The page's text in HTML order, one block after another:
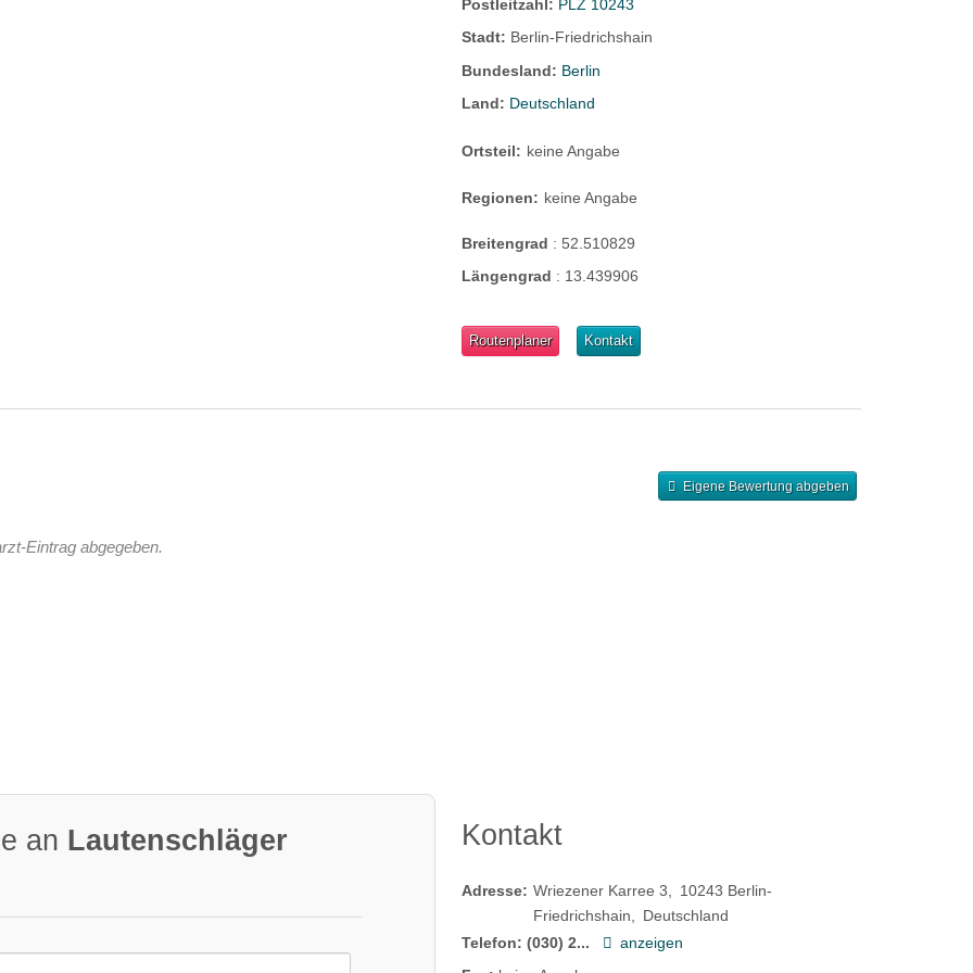
Postleitzahl: PLZ 10243
Stadt: Berlin-Friedrichshain
Bundesland: Berlin
Land: Deutschland
Ortsteil: keine Angabe
Regionen: keine Angabe
Breitengrad :52.510829
Längengrad : 13.439906
Routenplaner Kontakt
Eigene Bewertung abgeben
Eintrag abgegeben.
an Lautenschläger
Kontakt
Adresse: Wriezener Karree 3 10243 Berlin-
Friedrichshain
Deutschland
Telefon: (030) 2...
anzeigen